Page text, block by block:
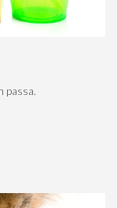
passa.